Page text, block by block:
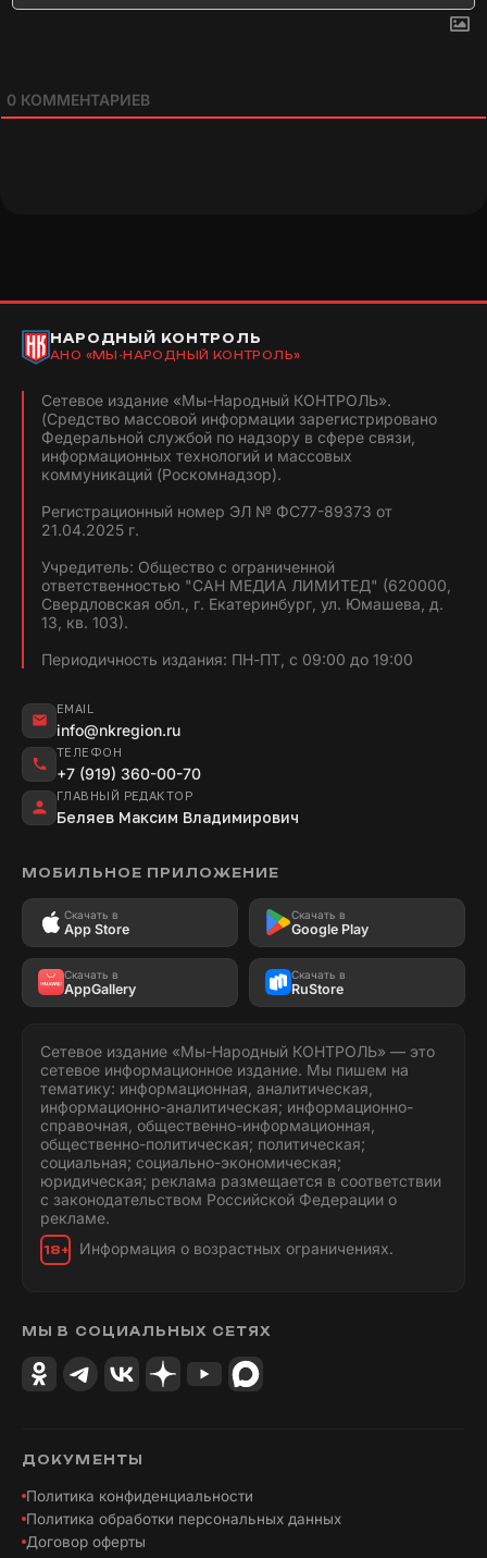
0 КОММЕНТАРИЕВ
НАРОДНЫЙ КОНТРОЛЬ
АНО «МЫ-НАРОДНЫЙ КОНТРОЛЬ»
Сетевое издание «Мы-Народный КОНТРОЛЬ».
(Средство массовой информации зарегистрировано
Федеральной службой по надзору в сфере связи,
информационных технологий и массовых
коммуникаций (Роскомнадзор).
Регистрационный номер ЭЛ № ФС77-89373 от
21.04.2025 г.
Учредитель: Общество с ограниченной
ответственностью "САН МЕДИА ЛИМИТЕД" (620000,
Свердловская обл., г. Екатеринбург, ул. Юмашева, д.
13, кв. 103).
Периодичность издания: ПН-ПТ, с 09:00 до 19:00
EMAIL
info@nkregion.ru
ТЕЛЕФОН
+7 (919) 360-00-70
ГЛАВНЫЙ РЕДАКТОР
Беляев Максим Владимирович
МОБИЛЬНОЕ ПРИЛОЖЕНИЕ
Скачать в
App Store
Скачать в
Google Play
Скачать в
AppGallery
Скачать в
RuStore
Сетевое издание «Мы-Народный КОНТРОЛЬ» — это
сетевое информационное издание. Мы пишем на
тематику: информационная, аналитическая,
информационно-аналитическая; информационно-
справочная, общественно-информационная,
общественно-политическая; политическая;
социальная; социально-экономическая;
юридическая; реклама размещается в соответствии
с законодательством Российской Федерации о
рекламе.
18+ Информация о возрастных ограничениях.
МЫ В СОЦИАЛЬНЫХ СЕТЯХ
ДОКУМЕНТЫ
Политика конфиденциальности
Политика обработки персональных данных
Договор оферты